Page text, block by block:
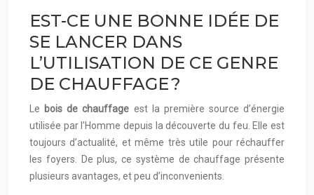
EST-CE UNE BONNE IDÉE DE
SE LANCER DANS
L’UTILISATION DE CE GENRE
DE CHAUFFAGE ?
Le bois de chauffage est la première source d’énergie
utilisée par l’Homme depuis la découverte du feu. Elle est
toujours d’actualité, et même très utile pour réchauffer
les foyers. De plus, ce système de chauffage présente
plusieurs avantages, et peu d’inconvenients.